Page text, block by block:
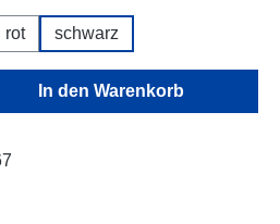
rot schwarz
den gewünschten
In den Warenkorb